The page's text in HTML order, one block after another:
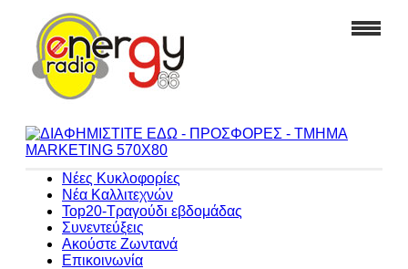
Νέες Κυκλοφορίες
Νέα Καλλιτεχνών
Top20-Τραγούδι εβδομάδας
Συνεντεύξεις
Ακούστε Ζωντανά
Επικοινωνία